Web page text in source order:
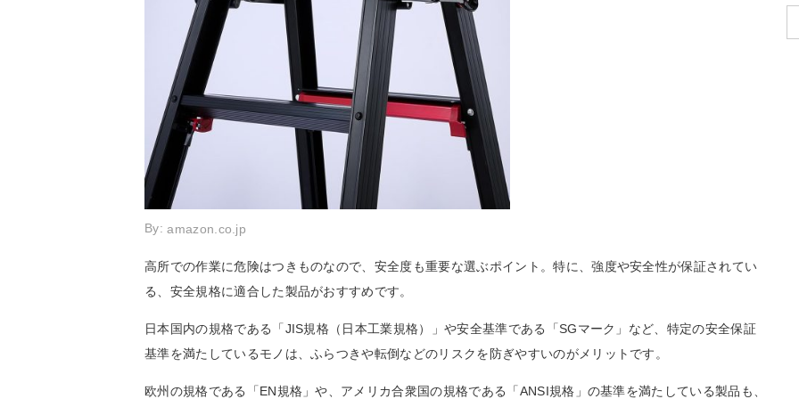
By:amazon.co.jp
高所での作業に危険はつきものなので、安全度も重要な選ぶポイント。特に、強度や安全性が保証されてい
る、安全規格に適合した製品がおすすめです。
日本国内の規格である「JIS規格（日本工業規格）」や安全基準である「SGマーク」など、特定の安全保証
基準を満たしているモノは、ふらつきや転倒などのリスクを防ぎやすいのがメリットです。
欧州の規格である「EN規格」や、アメリカ合衆国の規格である「ANSI規格」の基準を満たしている製品も、